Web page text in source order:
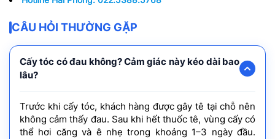
CÂU HỎI THƯỜNG GẶP
Cấy tóc có đau không? Cảm giác này kéo dài bao
lâu?
Trước khi cấy tóc, khách hàng được gây tê tại chỗ nên
không cảm thấy đau. Sau khi hết thuốc tê, vùng cấy có
thể hơi căng và ê nhẹ trong khoảng 1–3 ngày đầu.